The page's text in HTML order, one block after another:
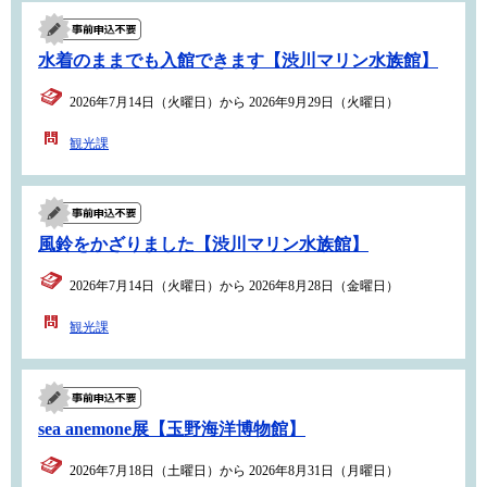
水着のままでも入館できます【渋川マリン水族館】
2026年7月14日（火曜日）から 2026年9月29日（火曜日）
観光課
風鈴をかざりました【渋川マリン水族館】
2026年7月14日（火曜日）から 2026年8月28日（金曜日）
観光課
sea anemone展【玉野海洋博物館】
2026年7月18日（土曜日）から 2026年8月31日（月曜日）